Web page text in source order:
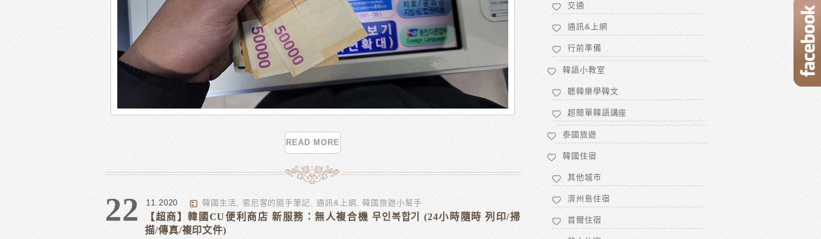
READ MORE
22 11.2020 韓國生活 索尼客的隨手筆記 通訊&上網 ,韓國旅遊小幫手
【超商】韓國CU便利商店 新服務：無人複合機 무인복합기 (24小時隨時 列印/掃
描/傳真/複印文件)
交通
通訊&上網
行前準備
韓語小教室
聽韓樂學韓文
超簡單韓語講座
泰國旅遊
韓國住宿
其他城市
濟州島住宿
首爾住宿